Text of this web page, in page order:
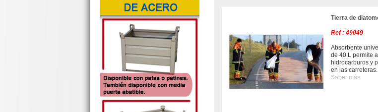
Tierra de
Ref : 49049
Absorbente
de 40 L permite
hidrocarburos y
en las carreteras.
Saber más